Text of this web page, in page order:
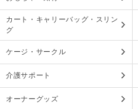
カート・キャリーバッグ・スリン
グ
ケージ・サークル
介護サポート
オーナーグッズ